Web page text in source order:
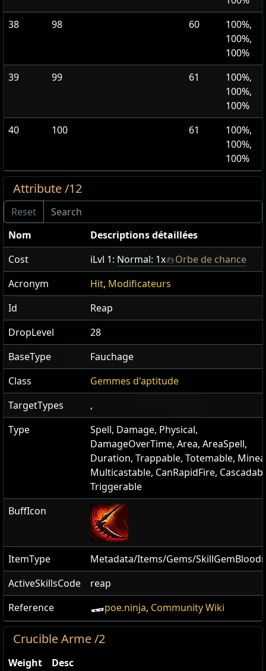
38
98 60
100%,
100%,
100%
39
99 61
100%,
100%,
100%
40
100 61
100%,
100%,
100%
Attribute /12
Nom
Descriptions détaillées
Cost
iLvl 1: Normal: 1x
Orbe de chance
Acronym
Hit, Modificateurs
Id
Reap
DropLevel
28
BaseType
Fauchage
Class
Gemmes d'aptitude
TargetTypes
,
Type
Spell, Damage, Physical,
DamageOverTime, Area, AreaSpell,
Duration, Trappable, Totemable,
Multicastable, CanRapidFire,
Triggerable
BuffIcon
ItemType
Metadata/Items/Gems/
ActiveSkillsCode
reap
Reference
poe.ninja, Community Wiki
Crucible Arme /2
Weight
Desc